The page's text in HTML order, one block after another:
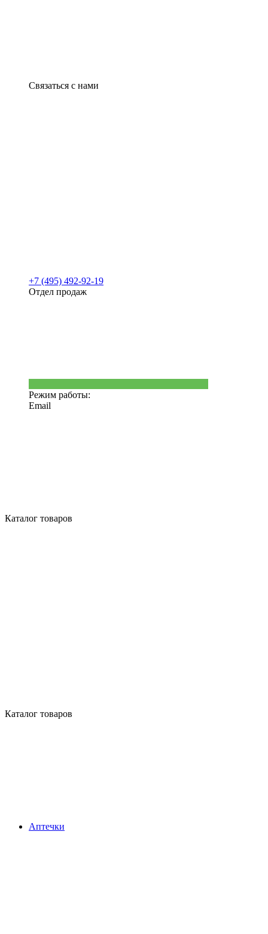
Связаться с нами
+7 (495) 492-92-19
Отдел продаж
Режим работы:
Email
Каталог товаров
Каталог товаров
Аптечки